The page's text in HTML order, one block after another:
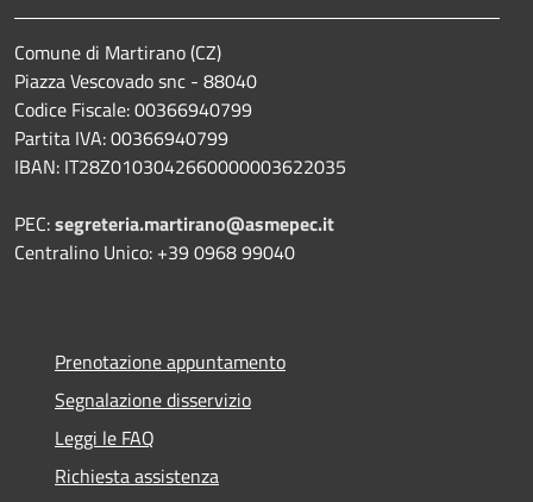
Comune di Martirano (CZ)
Piazza Vescovado snc - 88040
Codice Fiscale: 00366940799
Partita IVA: 00366940799
IBAN: IT28Z0103042660000003622035
PEC:segreteria.martirano@asmepec.it
Centralino Unico: +39 0968 99040
Prenotazione appuntamento
Segnalazione disservizio
Leggi le FAQ
Richiesta assistenza